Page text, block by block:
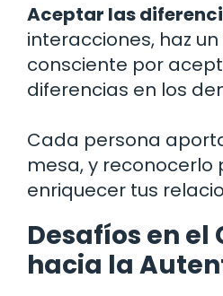
Aceptar las
interacciones, haz
consciente por
diferencias en los
Cada persona
mesa, y reconocerlo
enriquecer tus
Desafíos en el
hacia la